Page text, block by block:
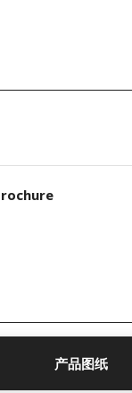
产品图纸